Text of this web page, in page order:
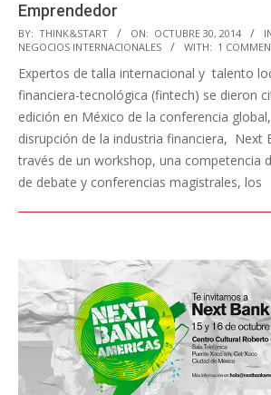
Emprendedor
2014-
10-
30
BY: THINK&START ON: OCTUBRE 30, 2014
NEGOCIOS INTERNACIONALES
WITH: 1
Expertos de talla internacional y talento
financiera-tecnológica (fintech) se dieron
edición en México de la conferencia
disrupción de la industria financiera, Next
través de un workshop, una competencia
de debate y conferencias magistrales, los